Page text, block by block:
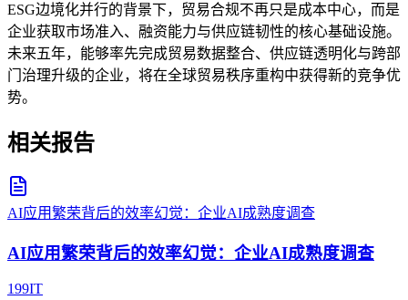
ESG边境化并行的背景下，贸易合规不再只是成本中心，而是
企业获取市场准入、融资能力与供应链韧性的核心基础设施。
未来五年，能够率先完成贸易数据整合、供应链透明化与跨部
门治理升级的企业，将在全球贸易秩序重构中获得新的竞争优
势。
相关报告
AI应用繁荣背后的效率幻觉：企业AI成熟度调查
AI应用繁荣背后的效率幻觉：企业AI成熟度调查
199IT